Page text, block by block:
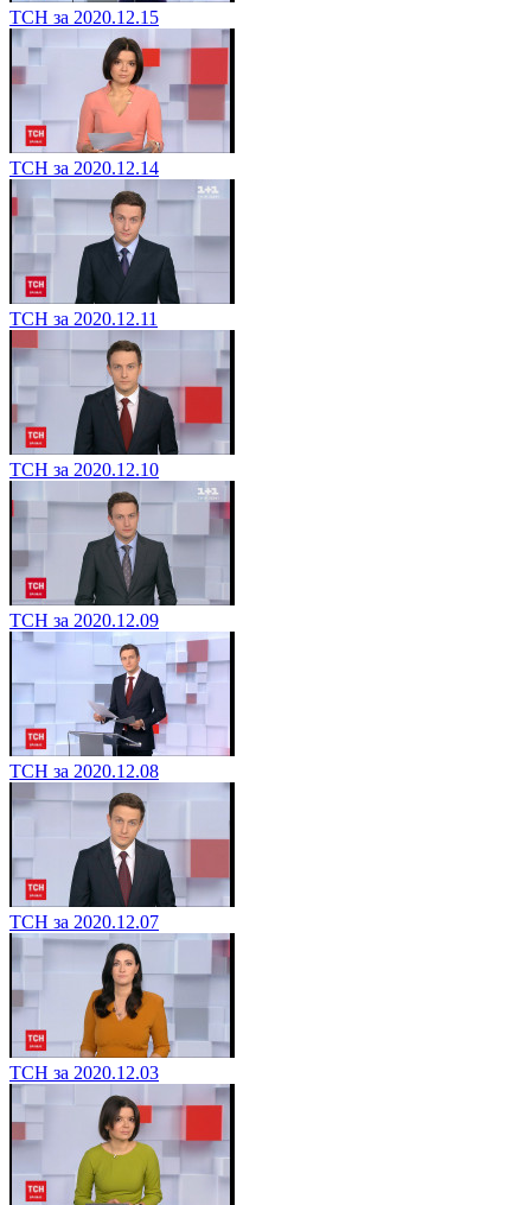
ТСН за 2020.12.15
ТСН за 2020.12.14
ТСН за 2020.12.11
ТСН за 2020.12.10
ТСН за 2020.12.09
ТСН за 2020.12.08
ТСН за 2020.12.07
ТСН за 2020.12.03